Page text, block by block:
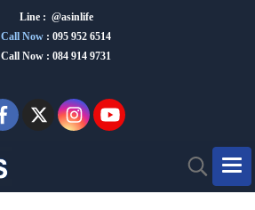
Line : @asinlife
Call Now : 095 952 6514
Call Now : 084 914 9731